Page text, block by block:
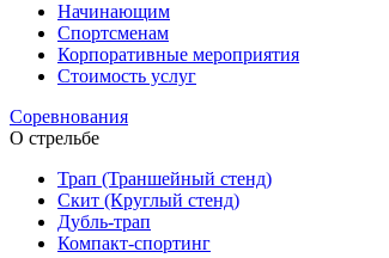
Начинающим
Спортсменам
Корпоративные мероприятия
Стоимость услуг
Соревнования
О стрельбе
Трап (Траншейный стенд)
Скит (Круглый стенд)
Дубль-трап
Компакт-спортинг